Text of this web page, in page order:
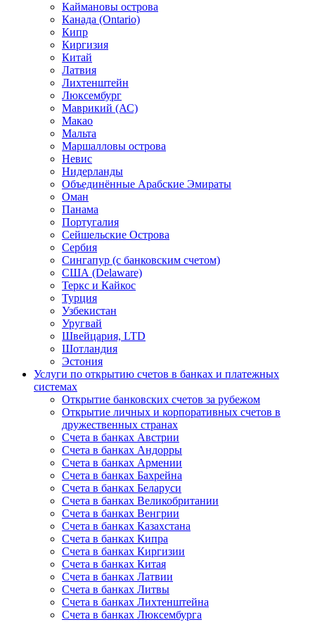
Каймановы острова
Канада (Ontario)
Кипр
Киргизия
Китай
Латвия
Лихтенштейн
Люксембург
Маврикий (АС)
Макао
Мальта
Маршалловы острова
Нeвис
Нидерланды
Объединённые Арабские Эмираты
Оман
Панама
Португалия
Сейшельские Острова
Сербия
Сингапур (c банковским счетом)
США (Delaware)
Теркс и Кайкос
Турция
Узбекистан
Уругвай
Швейцария, LTD
Шотландия
Эстония
Услуги по открытию счетов в банках и платежных
системах
Открытие банковских счетов за рубежом
Открытие личных и корпоративных счетов в
дружественных странах
Счета в банках Австрии
Счета в банках Андорры
Счета в банках Армении
Счета в банках Бахрейна
Счета в банках Беларуси
Счета в банках Великобритании
Счета в банках Венгрии
Счета в банках Казахстана
Счета в банках Кипра
Счета в банках Киргизии
Счета в банках Китая
Счета в банках Латвии
Счета в банках Литвы
Счета в банках Лихтенштейна
Счета в банках Люксембурга